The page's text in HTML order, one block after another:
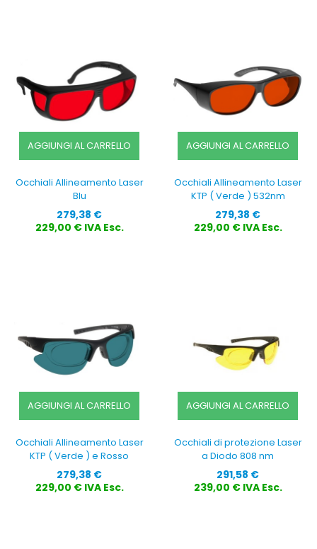
AGGIUNGI AL CARRELLO
Occhiali Allineamento Laser
Blu
Prezzo
279,38 €
229,00 € IVA Esc.
AGGIUNGI AL CARRELLO
Occhiali Allineamento Laser
KTP ( Verde ) 532nm
Prezzo
279,38 €
229,00 € IVA Esc.
AGGIUNGI AL CARRELLO
Occhiali Allineamento Laser
KTP ( Verde ) e Rosso
Prezzo
279,38 €
229,00 € IVA Esc.
AGGIUNGI AL CARRELLO
Occhiali di protezione Laser
a Diodo 808 nm
Prezzo
291,58 €
239,00 € IVA Esc.